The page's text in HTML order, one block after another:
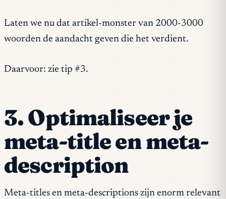
Laten we nu dat artikel-monster van 2000-3000
woorden de aandacht geven die het verdient.
Daarvoor: zie tip #3.
3. Optimaliseer je
meta-title en meta-
description
Meta-titles en meta-descriptions zijn enorm relevant